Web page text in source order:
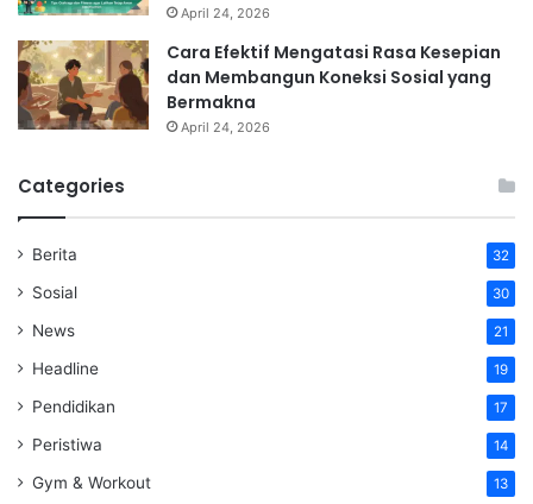
April 24, 2026
Cara Efektif Mengatasi Rasa Kesepian
dan Membangun Koneksi Sosial yang
Bermakna
April 24, 2026
Categories
Berita 32
Sosial 30
News 21
Headline 19
Pendidikan 17
Peristiwa 14
Gym & Workout 13